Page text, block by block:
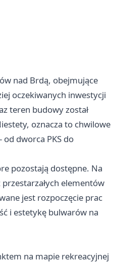
nad Brdą, obejmujące
oczekiwanych inwestycji
teren budowy został
oznacza to chwilowe
dworca PKS do
pozostają dostępne. Na
elementów
jest rozpoczęcie prac
i estetykę bulwarów na
na mapie rekreacyjnej